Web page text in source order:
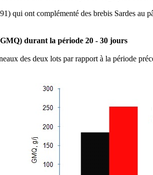
qui ont complémenté des brebis Sardes
durant la période 20 - 30 jours
des deux lots par rapport à la période